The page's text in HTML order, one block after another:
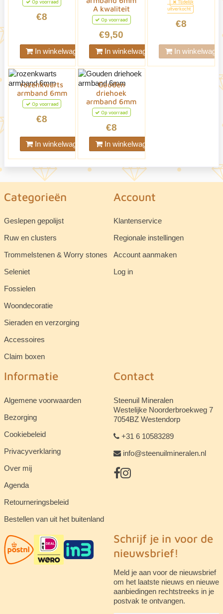
Op voorraad
€8
In winkelwagen
A kwaliteit
Op voorraad
€9,50
In winkelwagen
Tijdelijk
uitverkocht
€8
In
rozenkwarts
armband 6mm
Op voorraad
€8
In winkelwagen
Gouden
driehoek
armband 6mm
Op voorraad
€8
In winkelwagen
Categorieën
Geslepen gepolijst
Ruw en clusters
Trommelstenen & Worry stones
Seleniet
Fossielen
Woondecoratie
Sieraden en verzorging
Accessoires
Claim boxen
Account
Klantenservice
Regionale instellingen
Account aanmaken
Log in
Informatie
Algemene voorwaarden
Bezorging
Cookiebeleid
Privacyverklaring
Over mij
Agenda
Retourneringsbeleid
Bestellen van uit het buitenland
Schrijf je in voor de
nieuwsbrief!
Meld je aan voor de nieuwsbrief
om het laatste nieuws en nieuwe
aanbiedingen rechtstreeks in je
postvak te ontvangen.
Contact
Steenuil Mineralen
Westelijke Noorderbroekweg 7
7054BZ Westendorp
+31 6 10583289
info@steenuilmineralen.nl